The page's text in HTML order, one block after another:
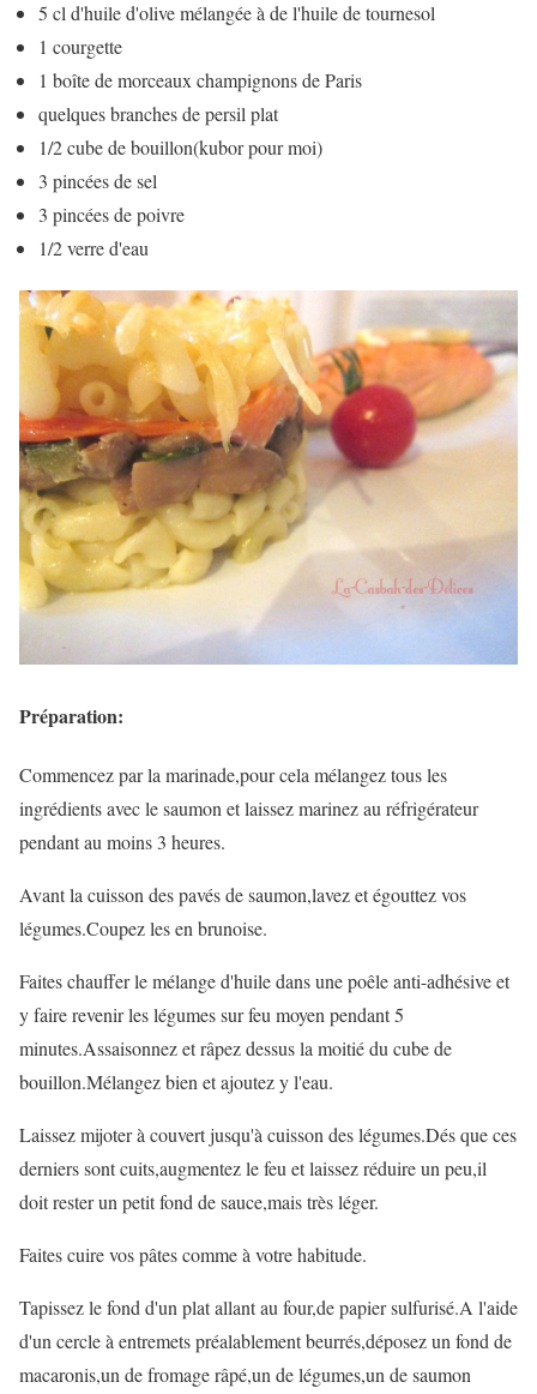
5 cl d'huile d'olive mélangée à de l'huile de tournesol
1 courgette
1 boîte de morceaux champignons de Paris
quelques branches de persil plat
1/2 cube de bouillon(kubor pour moi)
3 pincées de sel
3 pincées de poivre
1/2 verre d'eau
Préparation:
Commencez par la marinade,pour cela mélangez tous les
ingrédients avec le saumon et laissez marinez au réfrigérateur
pendant au moins 3 heures.
Avant la cuisson des pavés de saumon,lavez et égouttez vos
légumes.Coupez les en brunoise.
Faites chauffer le mélange d'huile dans une poêle anti-adhésive et
y faire revenir les légumes sur feu moyen pendant 5
minutes.Assaisonnez et râpez dessus la moitié du cube de
bouillon.Mélangez bien et ajoutez y l'eau.
Laissez mijoter à couvert jusqu'à cuisson des légumes.Dés que ces
derniers sont cuits,augmentez le feu et laissez réduire un peu,il
doit rester un petit fond de sauce,mais très léger.
Faites cuire vos pâtes comme à votre habitude.
Tapissez le fond d'un plat allant au four,de papier sulfurisé.A l'aide
d'un cercle à entremets préalablement beurrés,déposez un fond de
macaronis,un de fromage râpé,un de légumes,un de saumon